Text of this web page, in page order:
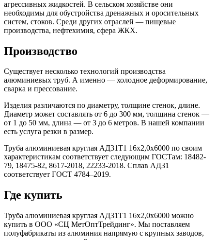
агрессивных жидкостей. В сельском хозяйстве они
необходимы для обустройства дренажных и оросительных
систем, стоков. Среди других отраслей — пищевые
производства, нефтехимия, сфера ЖКХ.
Производство
Существует несколько технологий производства
алюминиевых труб. А именно — холодное деформирование,
сварка и прессование.
Изделия различаются по диаметру, толщине стенок, длине.
Диаметр может составлять от 6 до 300 мм, толщина стенок —
от 1 до 50 мм, длина — от 3 до 6 метров. В нашей компании
есть услуга резки в размер.
Труба алюминиевая круглая АД31Т1 16х2,0х6000 по своим
характеристикам соответствует следующим ГОСТам: 18482-
79, 18475-82, 8617-2018, 22233-2018. Сплав АД31
соответствует ГОСТ 4784–2019.
Где купить
Труба алюминиевая круглая АД31Т1 16х2,0х6000 можно
купить в ООО «СЦ МетОптТрейдинг». Мы поставляем
полуфабрикаты из алюминия напрямую с крупных заводов,